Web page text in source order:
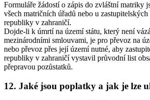
Formuláře žádostí o zápis do zvláštní matriky
všech matričních úřadů nebo u zastupitelských
republiky v zahraničí.
Dojde-li k úmrtí na území státu, který není
mezinárodními smlouvami, je pro převoz na
nebo převoz přes její území nutné, aby
republiky v zahraničí vystavil průvodní list
přepravou pozůstatků.
12. Jaké jsou poplatky a jak je lze